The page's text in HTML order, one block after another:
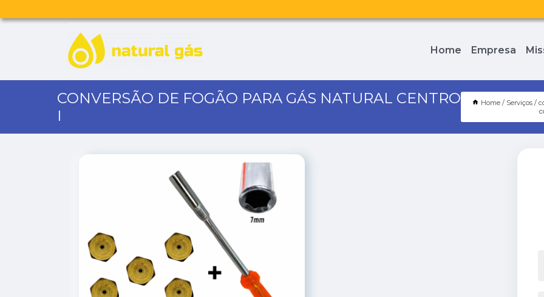
Home Empresa
CONVERSÃO DE FOGÃO PARA GÁS NATURAL CENTRO
I
Home Serviços